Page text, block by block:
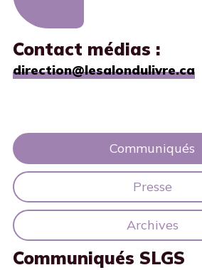
Contact médias :
direction@lesalondulivre.ca
Communiqués
Presse
Archives
Communiqués SLGS